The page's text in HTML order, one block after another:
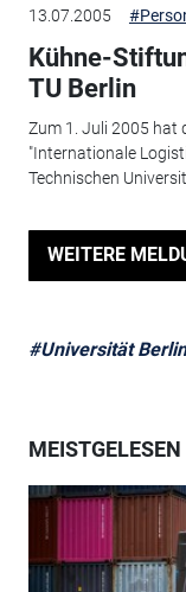
13.07.2005
Kühne-
TU Berlin
Zum 1. Juli 2005 hat
"Internationale
Technischen
WEITERE
#Universität Berlin
MEISTGELESEN